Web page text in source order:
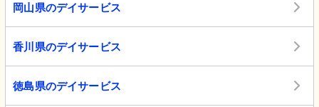
岡山県のデイサービス
香川県のデイサービス
徳島県のデイサービス